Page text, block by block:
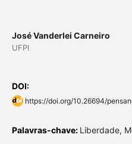
José Vanderlei Carneiro
UFPI
DOI:
https://doi.org/10.26694/
Palavras-chave: Liberdade,